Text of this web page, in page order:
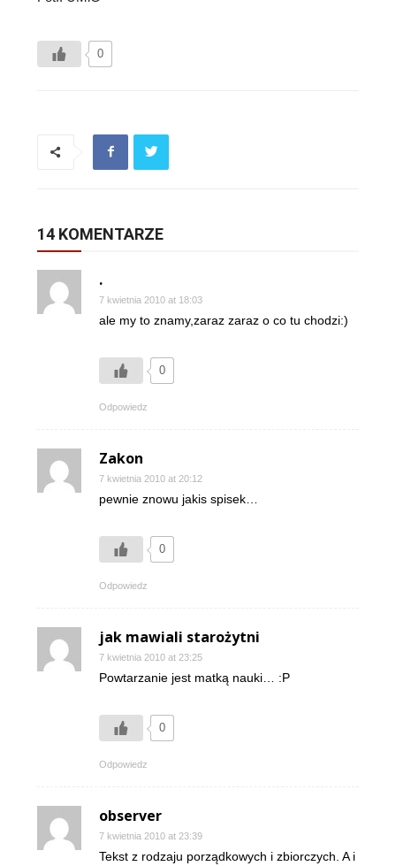
0
14 KOMENTARZE
.
7 kwietnia 2010 at 18:03
ale my to znamy,zaraz zaraz o co tu chodzi:)
0
Odpowiedz
Zakon
7 kwietnia 2010 at 20:12
pewnie znowu jakis spisek…
0
Odpowiedz
jak mawiali starożytni
7 kwietnia 2010 at 23:25
Powtarzanie jest matką nauki… :P
0
Odpowiedz
observer
7 kwietnia 2010 at 23:39
Tekst z rodzaju porządkowych i zbiorczych. A i